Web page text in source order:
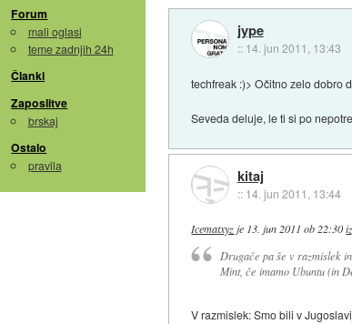
Forum
mali oglasi
teme zadnjih 24h
Članki
Zaposlitve
brskaj
Ostalo
pravila
jype
:: 14. jun 2011, 13:43
techfreak :)> Očitno zelo dobro
Seveda deluje, le ti si po
kitaj
:: 14. jun 2011, 13:44
Icematxyz je 13. jun 2011 ob 22:30
Drugače pa še v razmislek
Mint, če imamo Ubuntu (in
V razmislek: Smo bili v